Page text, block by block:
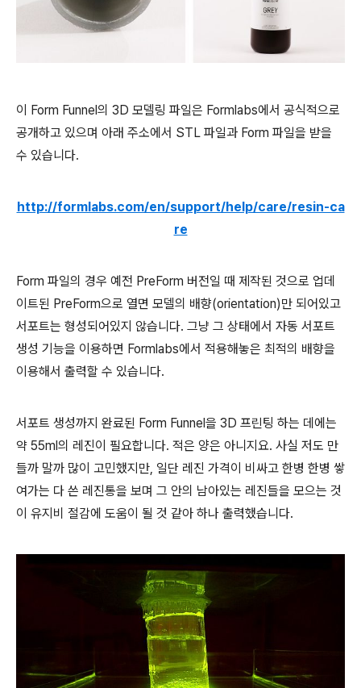
이 Form Funnel의 3D 모델링 파일은 Formlabs에서 공식적으로
공개하고 있으며 아래 주소에서 STL 파일과 Form 파일을 받을
수 있습니다.
http://formlabs.com/en/support/help/care/resin-ca
re
Form 파일의 경우 예전 PreForm 버전일 때 제작된 것으로 업데
이트된 PreForm으로 열면 모델의 배향(orientation)만 되어있고
서포트는 형성되어있지 않습니다. 그냥 그 상태에서 자동 서포트
생성 기능을 이용하면 Formlabs에서 적용해놓은 최적의 배향을
이용해서 출력할 수 있습니다.
서포트 생성까지 완료된 Form Funnel을 3D 프린팅 하는 데에는
약 55ml의 레진이 필요합니다. 적은 양은 아니지요. 사실 저도 만
들까 말까 많이 고민했지만, 일단 레진 가격이 비싸고 한병 한병 쌓
여가는 다 쓴 레진통을 보며 그 안의 남아있는 레진들을 모으는 것
이 유지비 절감에 도움이 될 것 같아 하나 출력했습니다.